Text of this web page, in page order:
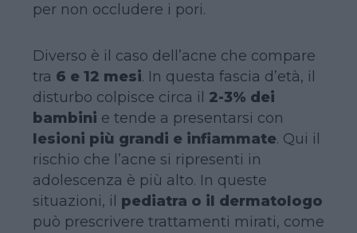
per non occludere i pori.
Diverso è il caso dell’acne che compare
tra 6 e 12 mesi. In questa fascia d’età, il
disturbo colpisce circa il 2-3% dei
bambini e tende a presentarsi con
lesioni più grandi e infiammate. Qui il
rischio che l’acne si ripresenti in
adolescenza è più alto. In queste
situazioni, il pediatra o il dermatologo
può prescrivere trattamenti mirati, come